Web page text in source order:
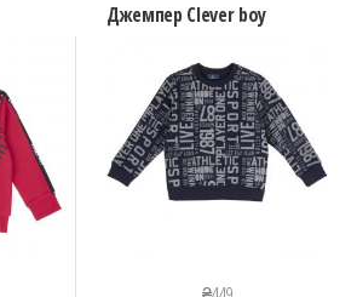
Джемпер Clever boy